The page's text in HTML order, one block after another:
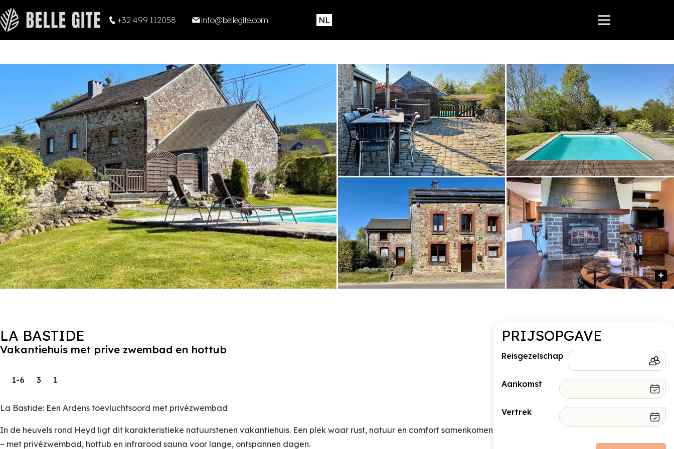
+32 499 112058 info@bellegite.com
LA BASTIDE
Vakantiehuis met prive zwembad en hottub
1-6 3 1
La Bastide: Een Ardens toevluchtsoord met privézwembad
In de heuvels rond Heyd ligt dit karakteristieke natuurstenen vakantiehuis. Een plek waar rust, natuur en comfort samenkomen
– met privézwembad, hottub en infrarood sauna voor lange, ontspannen dagen.
PRIJSOPGAVE
Reisgezelschap
Aankomst
Vertrek